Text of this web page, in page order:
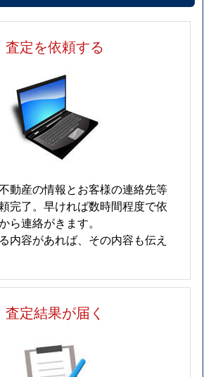
査定を依頼する
動産の情報とお客様の連絡先等
完了。早ければ数時間程度で依
ら連絡がきます。
内容があれば、その内容も伝え
査定結果が届く